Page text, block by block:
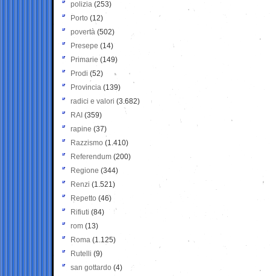
polizia (253)
Porto (12)
povertà (502)
Presepe (14)
Primarie (149)
Prodi (52)
Provincia (139)
radici e valori (3.682)
RAI (359)
rapine (37)
Razzismo (1.410)
Referendum (200)
Regione (344)
Renzi (1.521)
Repetto (46)
Rifiuti (84)
rom (13)
Roma (1.125)
Rutelli (9)
san gottardo (4)